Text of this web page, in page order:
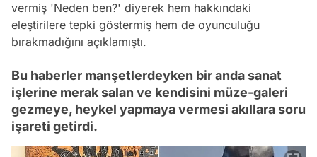
vermiş 'Neden ben?' diyerek hem hakkındaki
eleştirilere tepki göstermiş hem de oyunculuğu
bırakmadığını açıklamıştı.
Bu haberler manşetlerdeyken bir anda sanat
işlerine merak salan ve kendisini müze-galeri
gezmeye, heykel yapmaya vermesi akıllara soru
işareti getirdi.